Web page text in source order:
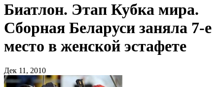
Биатлон. Этап Кубка мира.
Сборная Беларуси заняла 7-е
место в женской эстафете
Дек 11, 2010